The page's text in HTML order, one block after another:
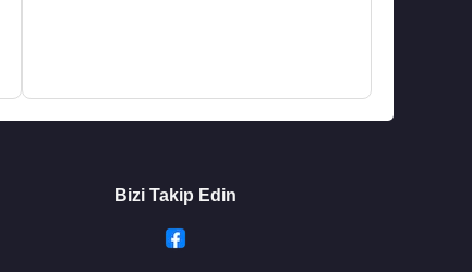
Bizi Takip Edin